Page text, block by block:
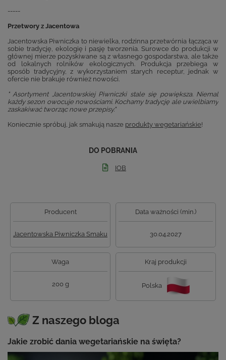
-----
Przetwory z Jacentowa
Jacentowska Piwniczka to niewielka, rodzinna przetwórnia łącząca w
sobie tradycję, ekologię i pasję tworzenia. Surowce do produkcji w
głównej mierze pozyskiwane są z własnego gospodarstwa, ale także
od lokalnych rolników ekologicznych. Produkcja przebiega w
sposób tradycyjny, z wykorzystaniem starych receptur, jednak w
ofercie nie brakuje również nowości.
" Asortyment Jacentowskiej Piwniczki stale się powiększa. Niemal
każdy sezon owocuje nowościami. Kochamy tradycję ale uwielbiamy
zaskakiwać tworząc nowe przepisy."
Koniecznie spróbuj, jak smakują nasze produkty wegetariańskie!
DO POBRANIA
IOB
Producent
Jacentowska Piwniczka Smaku
Data ważności (min.)
30.04.2027
Waga
200 g
Kraj produkcji
Polska
Z naszego bloga
Jakie zrobić dania wegetariańskie na święta?